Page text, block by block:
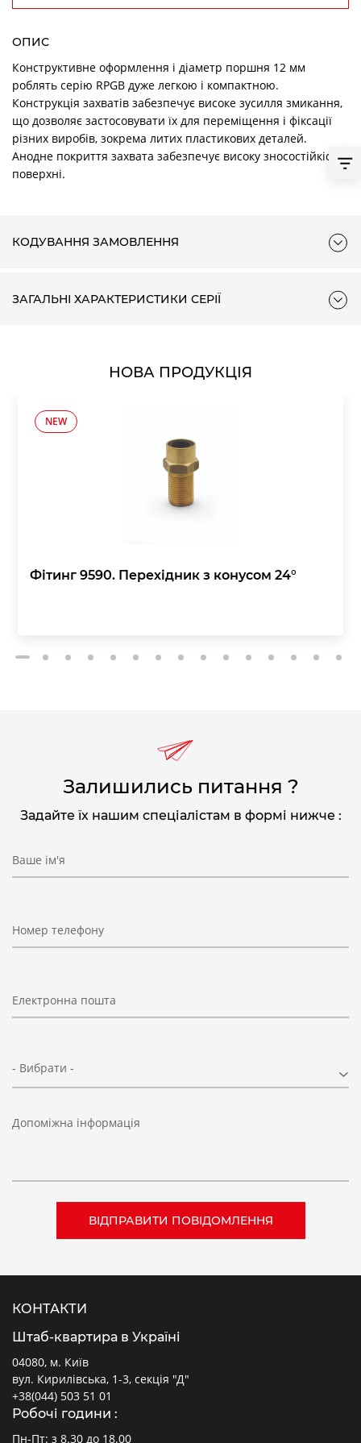
ОПИС
Конструктивне оформлення і діаметр поршня 12 мм
роблять серію RPGB дуже легкою і компактною.
Конструкція захватів забезпечує високе зусилля змикання,
що дозволяє застосовувати їх для переміщення і фіксації
різних виробів, зокрема литих пластикових деталей.
Анодне покриття захвата забезпечує високу зносостійкість
поверхні.
КОДУВАННЯ ЗАМОВЛЕННЯ
ЗАГАЛЬНІ ХАРАКТЕРИСТИКИ СЕРІЇ
НОВА ПРОДУКЦІЯ
NEW
Фітинг 9590. Перехідник з конусом 24°
2 3 4 5 6 7 8 9 10 11 12 13 14 15
Залишились питання ?
Задайте їх нашим спеціалістам в формі нижче :
Ваше ім'я
Номер телефону
Електронна пошта
- Вибрати -
Допоміжна інформація
КОНТАКТИ
Штаб-квартира в Україні
04080, м. Київ
вул. Кирилівська, 1-3, секція "Д"
+38(044) 503 51 01
Робочі години :
Пн-Пт: з 8.30 до 18.00